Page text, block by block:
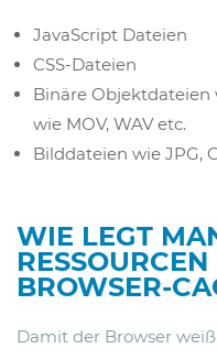
JavaScript Dateien
CSS-Dateien
Binäre Objektdateien
wie MOV, WAV etc.
Bilddateien wie JPG,
WIE LEGT
BROWSER-
Damit der Browser